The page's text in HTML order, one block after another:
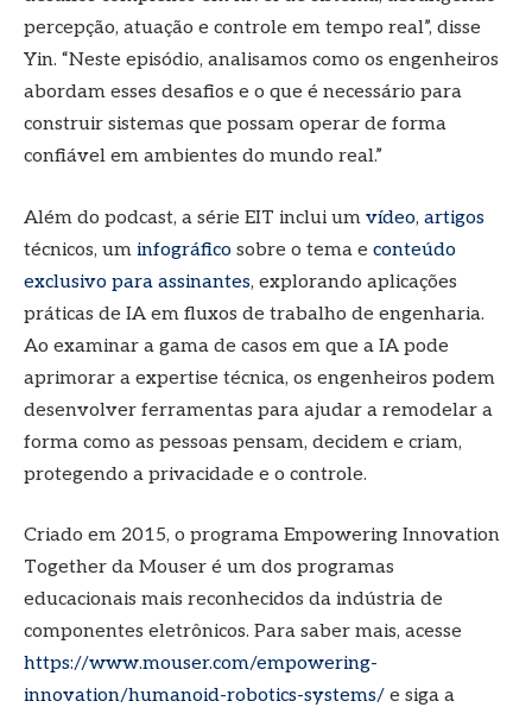
percepção, atuação e controle em tempo real”, disse
Yin. “Neste episódio, analisamos como os engenheiros
abordam esses desafios e o que é necessário para
construir sistemas que possam operar de forma
confiável em ambientes do mundo real.”
Além do podcast, a série EIT inclui um vídeo, artigos
técnicos, um infográfico sobre o tema e conteúdo
exclusivo para assinantes, explorando aplicações
práticas de IA em fluxos de trabalho de engenharia.
Ao examinar a gama de casos em que a IA pode
aprimorar a expertise técnica, os engenheiros podem
desenvolver ferramentas para ajudar a remodelar a
forma como as pessoas pensam, decidem e criam,
protegendo a privacidade e o controle.
Criado em 2015, o programa Empowering Innovation
Together da Mouser é um dos programas
educacionais mais reconhecidos da indústria de
componentes eletrônicos. Para saber mais, acesse
https://www.mouser.com/empowering-
innovation/humanoid-robotics-systems/ e siga a